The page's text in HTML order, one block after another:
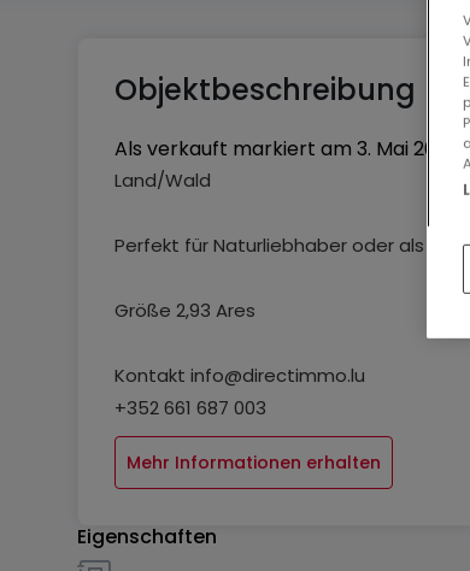
Objektbeschreibung
Als verkauft markiert am 3. Mai 2025
Land/Wald
Perfekt für Naturliebhaber oder als
Größe 2,93 Ares
Kontakt info@directimmo.lu
+352 661 687 003
Mehr Informationen erhalten
Eigenschaften